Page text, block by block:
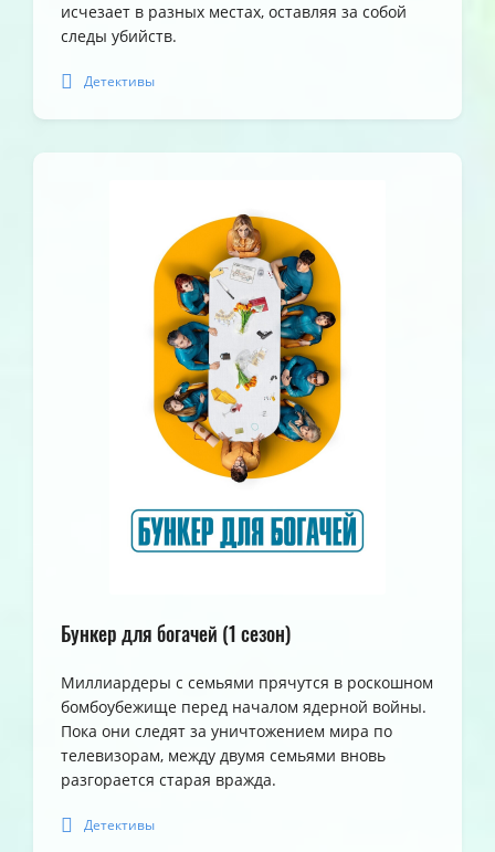
исчезает в разных местах, оставляя за собой
следы убийств.
Детективы
Бункер для богачей (1 сезон)
Миллиардеры с семьями прячутся в роскошном
бомбоубежище перед началом ядерной войны.
Пока они следят за уничтожением мира по
телевизорам, между двумя семьями вновь
разгорается старая вражда.
Детективы